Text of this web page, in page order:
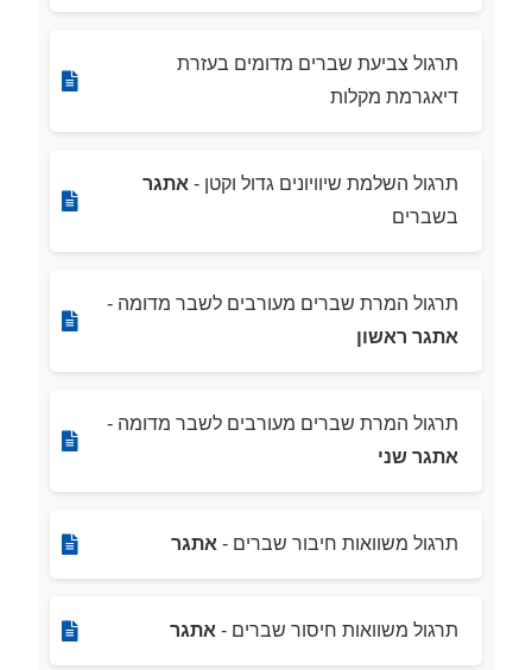
תרגול צביעת שברים מדומים בעזרת
דיאגרמת מקלות
תרגול השלמת שיוויונים גדול וקטן - אתגר
בשברים
תרגול המרת שברים מעורבים לשבר מדומה -
אתגר ראשון
תרגול המרת שברים מעורבים לשבר מדומה -
אתגר שני
תרגול משוואות חיבור שברים - אתגר
תרגול משוואות חיסור שברים - אתגר